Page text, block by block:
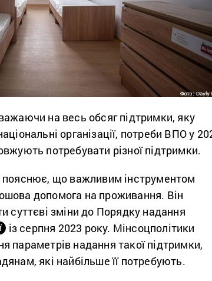
на весь обсяг підтримки, яку
організації, потреби ВПО у
потребувати різної підтримки.
пояснює, що важливим інструментом
допомога на проживання. Він
суттєві зміни до Порядку надання
і
із серпня 2023 року. Мінсоцполітики
параметрів надання такої підтримки,
які найбільше її потребують.